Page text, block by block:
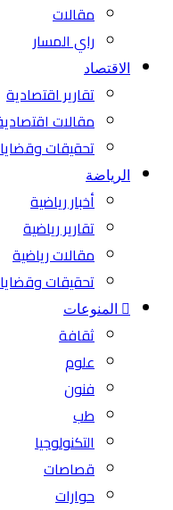
مقالات
راي المسار
الاقتصاد
تقارير اقتصادية
مقالات
تحقيقات
الرياضة
أخبار رياضية
تقارير رياضية
مقالات رياضية
تحقيقات
المنوعات
ثقافة
علوم
فنون
طب
التكنولوجيا
قصاصات
حوارات